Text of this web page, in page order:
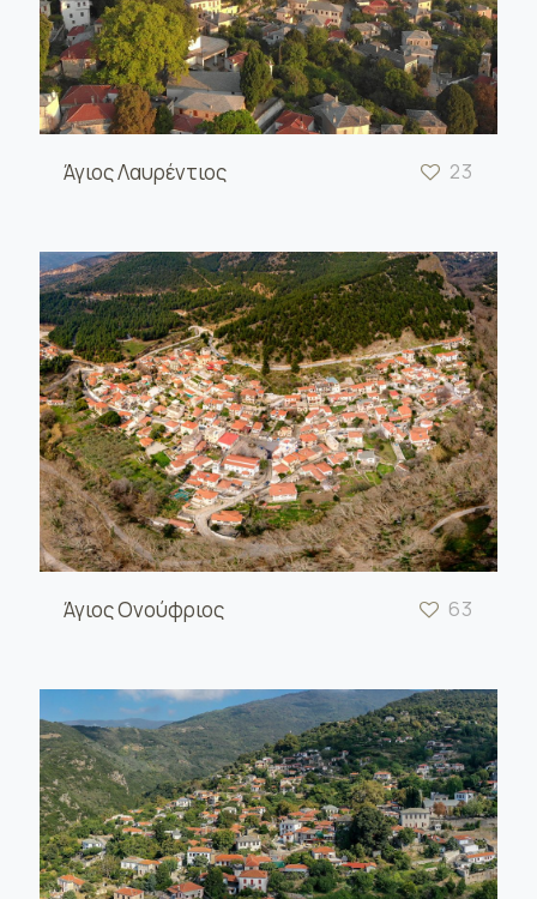
Άγιος Λαυρέντιος 23
Άγιος Ονούφριος 63